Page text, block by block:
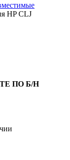
HP CLJ
ПО Б/Н